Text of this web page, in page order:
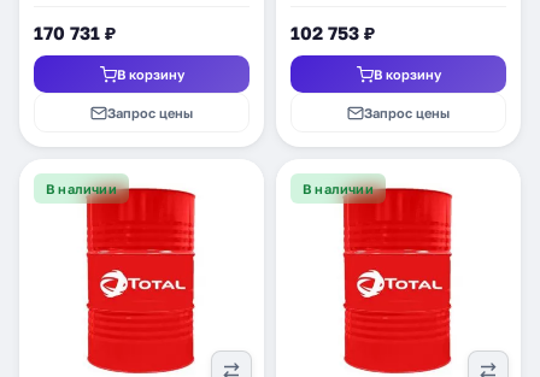
170 731 ₽
В корзину
Запрос цены
102 753 ₽
В корзину
Запрос цены
В наличии В наличии